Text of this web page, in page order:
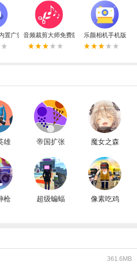
置广告拦截器最新版
音频裁剪大师免费版 乐颜相机手机版
雄 帝国扩张 魔女之森
枪
超级蝙蝠
像素吃鸡
361.6MB